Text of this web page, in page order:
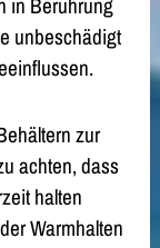
unbeschädigt
zur
achten, dass
halten
Warmhalten